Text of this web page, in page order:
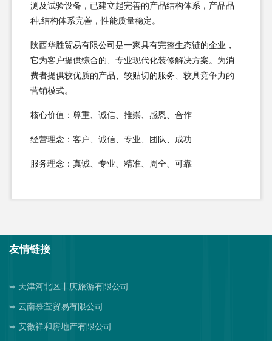
测及试验设备，已建立起完善的产品结构体系，产品品
种,结构体系完善，性能质量稳定。
陕西华胜贸易有限公司是一家具有完整生态链的企业，
它为客户提供综合的、专业现代化装修解决方案。为消
费者提供较优质的产品、较贴切的服务、较具竞争力的
营销模式。
核心价值：尊重、诚信、推崇、感恩、合作
经营理念：客户、诚信、专业、团队、成功
服务理念：真诚、专业、精准、周全、可靠
友情链接
天津河北区丰庆旅游有限公司
云南慕萱贸易有限公司
安徽祥和房地产有限公司